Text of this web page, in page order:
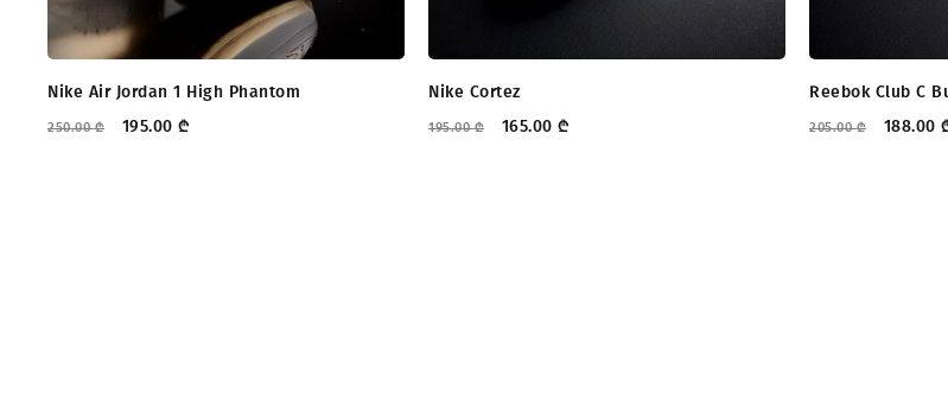
Nike Air Jordan 1 High Phantom
250.00₾ 195.00 ₾
Nike Cortez
195.00₾ 165.00 ₾
Reebok Club C
205.00₾ 188.00